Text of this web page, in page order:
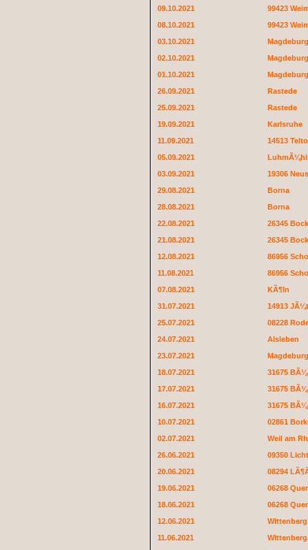
09.10.2021
99423
08.10.2021
99423
03.10.2021
Magdeburg
02.10.2021
Magdeburg
01.10.2021
Magdeburg
26.09.2021
Rastede
25.09.2021
Rastede
19.09.2021
Karlsruhe
11.09.2021
14513
05.09.2021
03.09.2021
19306
29.08.2021
Borna
28.08.2021
Borna
22.08.2021
26345
21.08.2021
26345
12.08.2021
86956
11.08.2021
86956
07.08.2021
KÃ¶ln
31.07.2021
14913
25.07.2021
08228
24.07.2021
Alsleben
23.07.2021
18.07.2021
31675
17.07.2021
31675
16.07.2021
31675
10.07.2021
02861
02.07.2021
Weil am
26.06.2021
09350
20.06.2021
08294
19.06.2021
06268
18.06.2021
06268
12.06.2021
Wittenberg
11.06.2021
Wittenberg